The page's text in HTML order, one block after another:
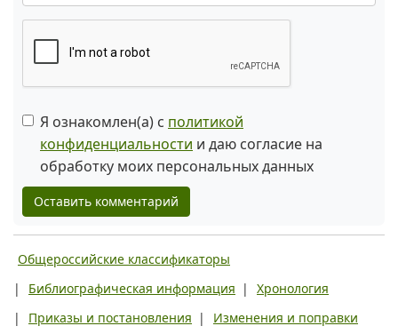
Я ознакомлен(а) с политикой
конфиденциальности и даю согласие на
обработку моих персональных данных
Оставить комментарий
Общероссийские классификаторы
|
Библиографическая информация |
Хронология
|
Приказы и постановления | Изменения и поправки